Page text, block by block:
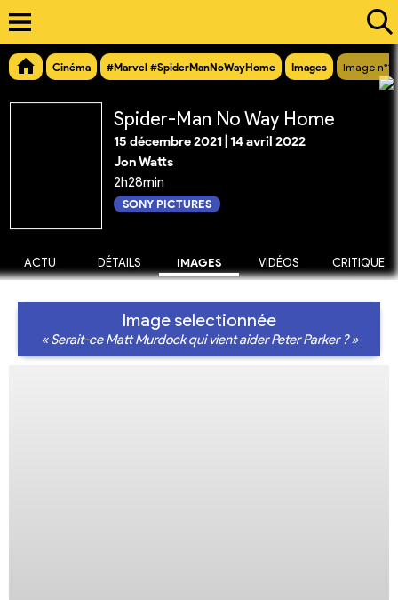
Cinéma #Marvel #SpiderManNoWayHome Images Image
Spider-Man No Way Home
15 décembre 2021 14 avril 2022
Jon Watts
2h28min
SONY PICTURES
ACTU DÉTAILS IMAGES VIDÉOS CRITIQUE
Image selectionnée
« Serait-ce Matt Murdock qui vient aider Peter Parker ? »